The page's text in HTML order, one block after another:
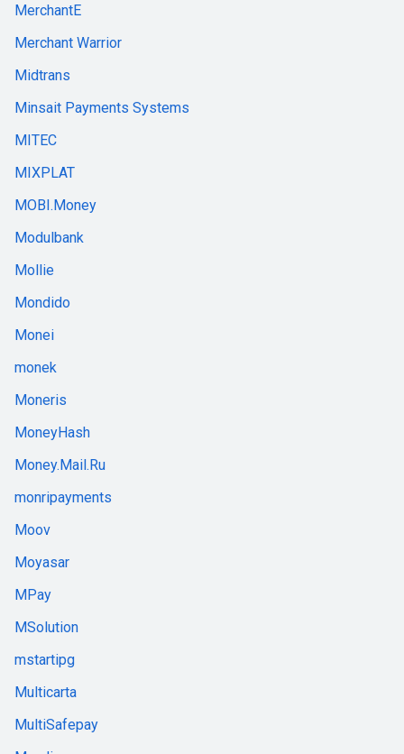
MerchantE
Merchant Warrior
Midtrans
Minsait Payments Systems
MITEC
MIXPLAT
MOBI.Money
Modulbank
Mollie
Mondido
Monei
monek
Moneris
MoneyHash
Money.Mail.Ru
monripayments
Moov
Moyasar
MPay
MSolution
mstartipg
Multicarta
MultiSafepay